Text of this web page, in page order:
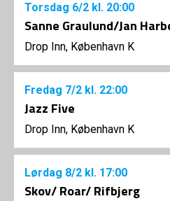
Torsdag 6/2 kl. 20:00
Sanne Graulund/Jan
Drop Inn, København K
Fredag 7/2 kl. 22:00
Jazz Five
Drop Inn, København K
Lørdag 8/2 kl. 17:00
Skov/ Roar/ Rifbjerg